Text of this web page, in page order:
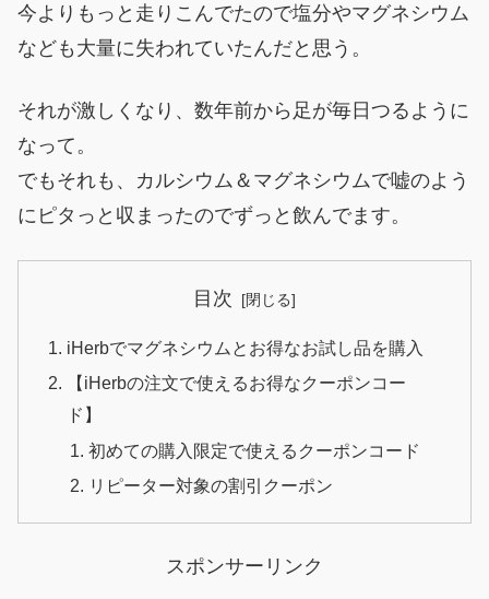
今よりもっと走りこんでたので塩分やマグネシウム
なども大量に失われていたんだと思う。
それが激しくなり、数年前から足が毎日つるように
なって。
でもそれも、カルシウム＆マグネシウムで嘘のよう
にピタっと収まったのでずっと飲んでます。
目次
iHerbでマグネシウムとお得なお試し品を購入
【iHerbの注文で使えるお得なクーポンコー
ド】
初めての購入限定で使えるクーポンコード
リピーター対象の割引クーポン
スポンサーリンク